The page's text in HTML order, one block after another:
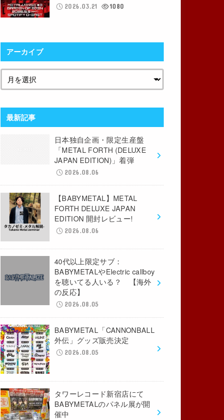
2026.03.21 1080
アーカイブ
最新記事
日本独自企画・限定生産盤
「METAL FORTH (DELUXE
JAPAN EDITION)」着弾
2026.08.06
【BABYMETAL】METAL
FORTH DELUXE JAPAN
EDITION 開封レビュー!
2026.08.06
40代以上限定サブ：
BABYMETALやElectric callboy
を聴いてる人いる？ 【海外
の反応】
2026.08.05
BABYMETAL「CANNONBALL
外伝」グッズ販売決定
2026.08.05
タワーレコード新宿店にて
BABYMETALのパネル展が開
催中